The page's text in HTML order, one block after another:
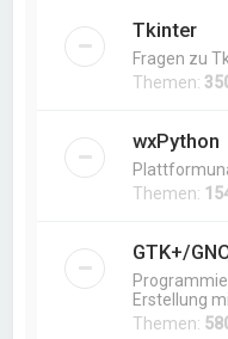
Tkinter
Fragen zu
Themen:
wxPython
Themen:
GTK+/
Erstellung
Themen: